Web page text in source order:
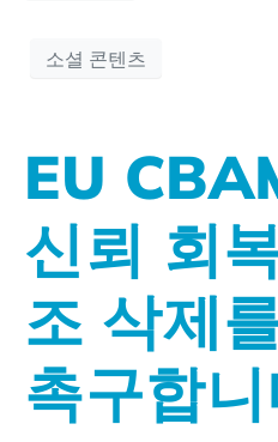
소셜 콘텐츠
EU
신뢰 회
조 삭제
촉구합